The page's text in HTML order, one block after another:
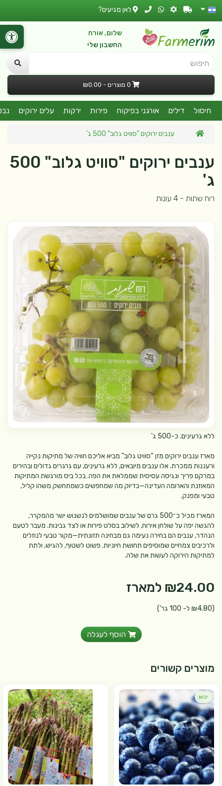
לאן מגיעים?
שלום, אורח
החשבון שלי
חיפוש
0 מוצרים - ₪0.00
חיסול דילים אורגני בפיקוח פירות ירקות עלים ירוקים
ענבים ירוקים "סוויט גלוב" 500 ג'
ענבים ירוקים "סוויט גלוב" 500
ג'
רוח שתות - 4 עונות
ללא גרעינים. כ-500 ג'
מארז ענבים ירוקים מזן “סוויט גלוב” מביא אליכם חוויה של מתיקות נקייה
ורעננות ממכרת. אלו ענבים מיובאים, ללא גרעינים, עם גרגרים גדולים ובהירים
במרקם פריך ונגיסה עסיסית שממלאת את הפה. בכל ביס מורגשת המתיקות
המאוזנת והארומה העדינה—בדיוק מה שמחפשים כשמתחשק משהו קליל,
טבעי ומפנק.
המארז מכיל כ־500 גרם של ענבים שמושלמים לנשנוש ישר מהמקרר,
להגשה יפה על שולחן אירוח, לשילוב בסלט פירות או לצד גבינות. מעבר לטעם
הנהדר, ענבים הם בחירה נעימה גם מבחינה תזונתית—מקור טבעי לנוזלים
ולרכיבים צמחיים שמוסיפים תחושת חיוניות. פשוט לשטוף, להגיש, ולתת
למתיקות הירוקה לעשות את שלה.
₪24.00 למארז
(₪4.80 ל- 100 גר')
הוסף לעגלה
מוצרים קשורים
יבוא